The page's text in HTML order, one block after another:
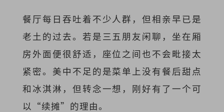
餐厅每日吞吐着不少人群，但相亲早已是
老土的过去。若是三五朋友闲聊，坐在厢
房外面便很舒适，座位之间也不会毗接太
紧密。美中不足的是菜单上没有餐后甜点
和冰淇淋，但转念一想，刚好有了一个可
以“续摊”的理由。